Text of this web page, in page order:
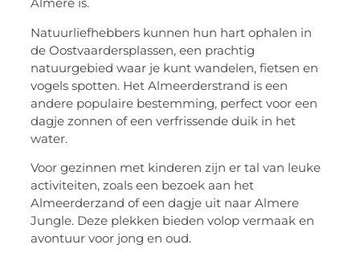
Natuurliefhebbers kunnen hun hart ophalen in
de Oostvaardersplassen, een prachtig
natuurgebied waar je kunt wandelen, fietsen en
vogels spotten. Het Almeerderstrand is een
andere populaire bestemming, perfect voor een
dagje zonnen of een verfrissende duik in het
water.
Voor gezinnen met kinderen zijn er tal van leuke
activiteiten, zoals een bezoek aan het
Almeerderzand of een dagje uit naar Almere
Jungle. Deze plekken bieden volop vermaak en
avontuur voor jong en oud.